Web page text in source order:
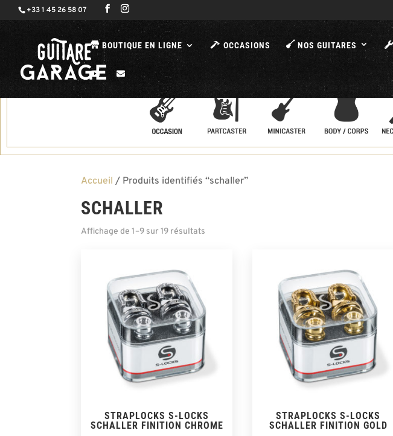
+33 1 45 26 58 07
BOUTIQUE EN LIGNE OCCASIONS A NOS GUITARES
Accueil / Produits identifiés “schaller”
SCHALLER
Affichage de 1–9 sur 19 résultats
STRAPLOCKS S-LOCKS
SCHALLER FINITION CHROME
STRAPLOCKS S-LOCKS
SCHALLER FINITION GOLD